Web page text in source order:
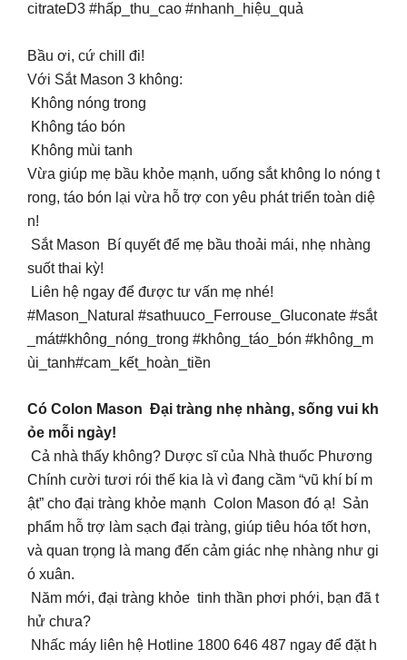
citrateD3 #hấp_thu_cao #nhanh_hiệu_quả
Bầu ơi, cứ chill đi!
Với Sắt Mason 3 không:
Không nóng trong
Không táo bón
Không mùi tanh
Vừa giúp mẹ bầu khỏe mạnh, uống sắt không lo nóng t
rong, táo bón lại vừa hỗ trợ con yêu phát triển toàn diệ
n!
Sắt Mason Bí quyết để mẹ bầu thoải mái, nhẹ nhàng
suốt thai kỳ!
Liên hệ ngay để được tư vấn mẹ nhé!
#Mason_Natural #sathuuco_Ferrouse_Gluconate #sắt
_mát#không_nóng_trong #không_táo_bón #không_m
ùi_tanh#cam_kết_hoàn_tiền
Có Colon Mason Đại tràng nhẹ nhàng, sống vui kh
ỏe mỗi ngày!
Cả nhà thấy không? Dược sĩ của Nhà thuốc Phương
Chính cười tươi rói thế kia là vì đang cầm “vũ khí bí m
ật” cho đại tràng khỏe mạnh Colon Mason đó ạ! Sản
phẩm hỗ trợ làm sạch đại tràng, giúp tiêu hóa tốt hơn,
và quan trọng là mang đến cảm giác nhẹ nhàng như gi
ó xuân.
Năm mới, đại tràng khỏe tinh thần phơi phới, bạn đã t
hử chưa?
Nhấc máy liên hệ Hotline 1800 646 487 ngay để đặt h